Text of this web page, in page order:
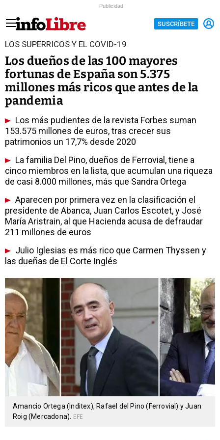
Publicidad
SUSCRÍBETE
LOS SUPERRICOS Y EL COVID-19
Los dueños de las 100 mayores
fortunas de España son 5.375
millones más ricos que antes de la
pandemia
Los más pudientes de la revista Forbes suman
153.575 millones de euros, tras crecer sus
patrimonios un 17,7% desde 2020
La familia Del Pino, dueños de Ferrovial, tiene a
cinco miembros en la lista, que acumulan una riqueza
de casi 8.000 millones, más que Sandra Ortega
Aparecen por primera vez en la clasificación el
presidente de Abanca, Juan Carlos Escotet, y José
María Aristrain, al que Hacienda acusa de defraudar
211 millones de euros
Julio Iglesias es más rico que Carmen Thyssen y
las dueñas de El Corte Inglés
Amancio Ortega (Inditex), Rafael del Pino (Ferrovial) y Juan
Roig (Mercadona).
EFE